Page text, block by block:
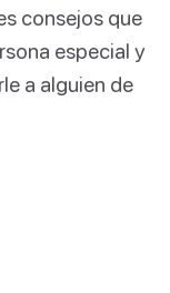
consejos que
especial y
a alguien de